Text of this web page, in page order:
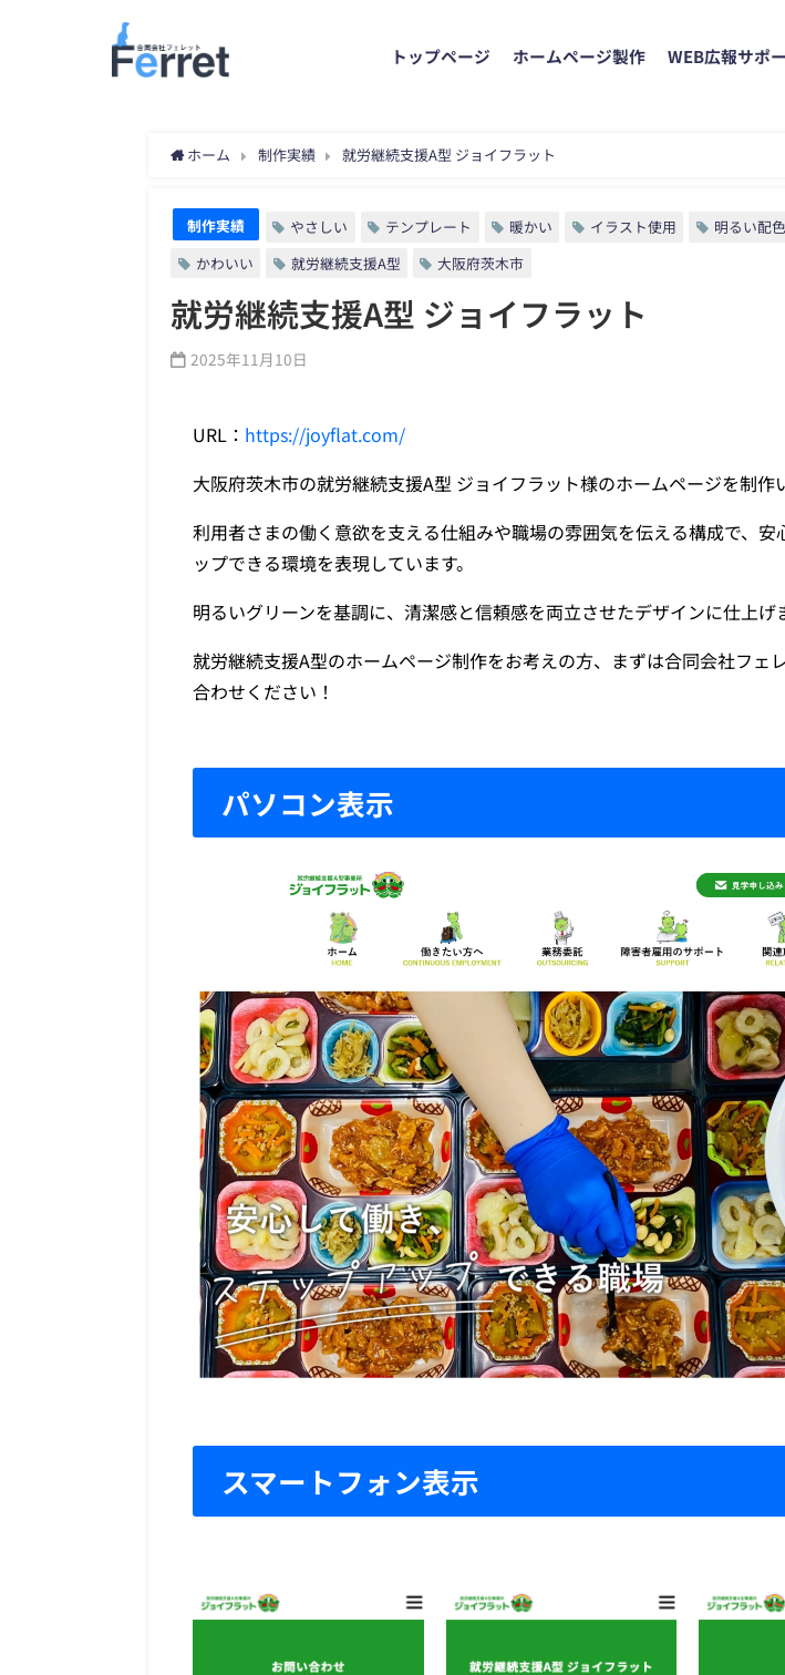
トップページ ホームページ製作 WEB広報サポ
ホーム 制作実績 就労継続支援A型 ジョイフラット
制作実績 やさしい テンプレート 暖かい イラスト使用 明るい配色
かわいい
就労継続支援A型 大阪府茨木市
就労継続支援A型 ジョイフラット
2025年11月10日
URL： https://joyflat.com/
大阪府茨木市の就労継続支援A型 ジョイフラット様のホームページを制作
利用者さまの働く意欲を支える仕組みや職場の雰囲気を伝える構成で、安
ップできる環境を表現しています。
明るいグリーンを基調に、清潔感と信頼感を両立させたデザインに仕上げ
就労継続支援A型のホームページ制作をお考えの方、まずは合同会社フェ
合わせください！
パソコン表示
スマートフォン表示